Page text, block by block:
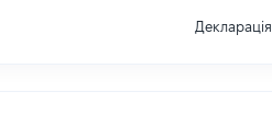
Декларація